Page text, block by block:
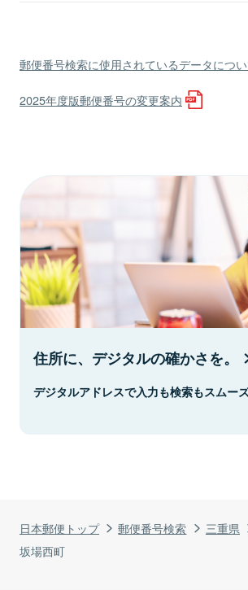
日本郵便トップ 郵便番号検索 三重県
坂場西町
郵便番号検索に使用されているデータにつ
2025年度版郵便番号の変更案内
住所に、デジタルの確かさを。
デジタルアドレスで入力も検索もスムーズ